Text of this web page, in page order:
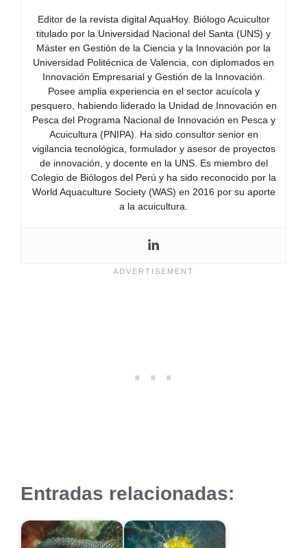
Editor de la revista digital AquaHoy. Biólogo Acuicultor
titulado por la Universidad Nacional del Santa (UNS) y
Máster en Gestión de la Ciencia y la Innovación por la
Universidad Politécnica de Valencia, con diplomados en
Innovación Empresarial y Gestión de la Innovación.
Posee amplia experiencia en el sector acuícola y
pesquero, habiendo liderado la Unidad de Innovación en
Pesca del Programa Nacional de Innovación en Pesca y
Acuicultura (PNIPA). Ha sido consultor senior en
vigilancia tecnológica, formulador y asesor de proyectos
de innovación, y docente en la UNS. Es miembro del
Colegio de Biólogos del Perú y ha sido reconocido por la
World Aquaculture Society (WAS) en 2016 por su aporte
a la acuicultura.
Entradas relacionadas: